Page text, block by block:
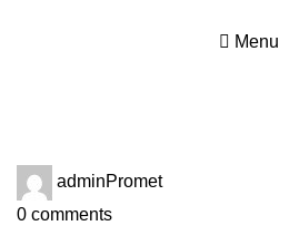
Menu
adminPromet
0 comments